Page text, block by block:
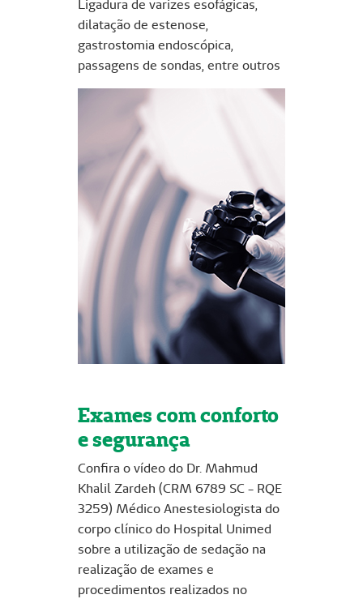
Ligadura de varizes esofágicas,
dilatação de estenose,
gastrostomia endoscópica,
passagens de sondas, entre outros
Exames com conforto
e segurança
Confira o vídeo do Dr. Mahmud
Khalil Zardeh (CRM 6789 SC - RQE
3259) Médico Anestesiologista do
corpo clínico do Hospital Unimed
sobre a utilização de sedação na
realização de exames e
procedimentos realizados no